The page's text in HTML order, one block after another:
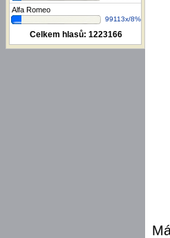
Alfa Romeo
99113x/8%
Celkem hlasů: 1223166